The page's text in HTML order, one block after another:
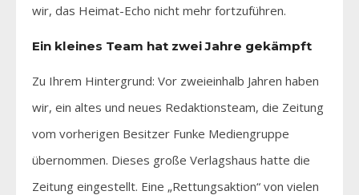
wir, das Heimat-Echo nicht mehr fortzuführen.
Ein kleines Team hat zwei Jahre gekämpft
Zu Ihrem Hintergrund: Vor zweieinhalb Jahren haben
wir, ein altes und neues Redaktionsteam, die Zeitung
vom vorherigen Besitzer Funke Mediengruppe
übernommen. Dieses große Verlagshaus hatte die
Zeitung eingestellt. Eine „Rettungsaktion“ von vielen